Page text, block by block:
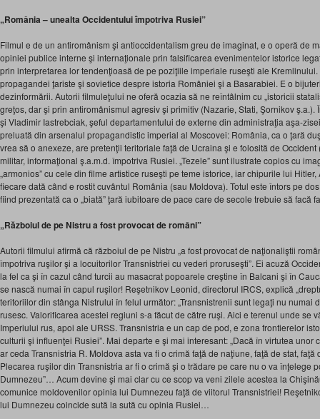
„România – unealta Occidentului împotriva Rusiei”
Filmul e de un antiromânism şi antioccidentalism greu de imaginat, e o operă de
opiniei publice interne şi internaţionale prin falsificarea evenimentelor istorice
prin interpretarea lor tendenţioasă de pe poziţiile imperiale ruseşti ale
propagandei ţariste şi sovietice despre istoria României şi a Basarabiei. E o
dezinformării. Autorii filmuleţului ne oferă ocazia să ne reîntâlnim cu „istoricii
greţos, dar şi prin antiromânismul agresiv şi primitiv (Nazarie, Stati, Şornikov
şi Vladimir Iastrebciak, şeful departamentului de externe din administraţia aşa-
preluată din arsenalul propagandistic imperial al Moscovei: România, ca o ţară
vrea să o anexeze, are pretenţii teritoriale faţă de Ucraina şi e folosită de
militar, informaţional ş.a.m.d. împotriva Rusiei. „Tezele” sunt ilustrate copios cu
„armonios” cu cele din filme artistice ruseşti pe teme istorice, iar chipurile lui
fiecare dată când e rostit cuvântul România (sau Moldova). Totul este întors pe
fiind prezentată ca o „biată” ţară iubitoare de pace care de secole trebuie să facă
„Războiul de pe Nistru a fost provocat de români”
Autorii filmului afirmă că războiul de pe Nistru „a fost provocat de naţionaliştii
împotriva ruşilor şi a locuitorilor Transnistriei cu vederi proruseşti”. Ei acuză
la fel ca şi în cazul când turcii au masacrat popoarele creştine în Balcani şi în
se nască numai în capul ruşilor! Reşetnikov Leonid, directorul IRCS, explică
teritoriilor din stânga Nistrului în felul următor: „Transnistrenii sunt legaţi nu numai
rusesc. Valorificarea acestei regiuni s-a făcut de către ruşi. Aici e terenul unde se
Imperiului rus, apoi ale URSS. Transnistria e un cap de pod, e zona frontierelor
culturii şi influenţei Rusiei”. Mai departe e şi mai interesant: „Dacă în virtutea unor
ar ceda Transnistria R. Moldova asta va fi o crimă faţă de naţiune, faţă de stat,
Plecarea ruşilor din Transnistria ar fi o crimă şi o trădare pe care nu o va înţelege
Dumnezeu”… Acum devine şi mai clar cu ce scop va veni zilele acestea la
comunice moldovenilor opinia lui Dumnezeu faţă de viitorul Transnistriei!
lui Dumnezeu coincide sută la sută cu opinia Rusiei…